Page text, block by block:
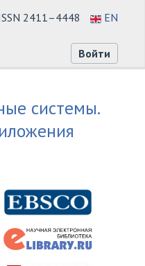
2411–4448 EN
Войти
системы.